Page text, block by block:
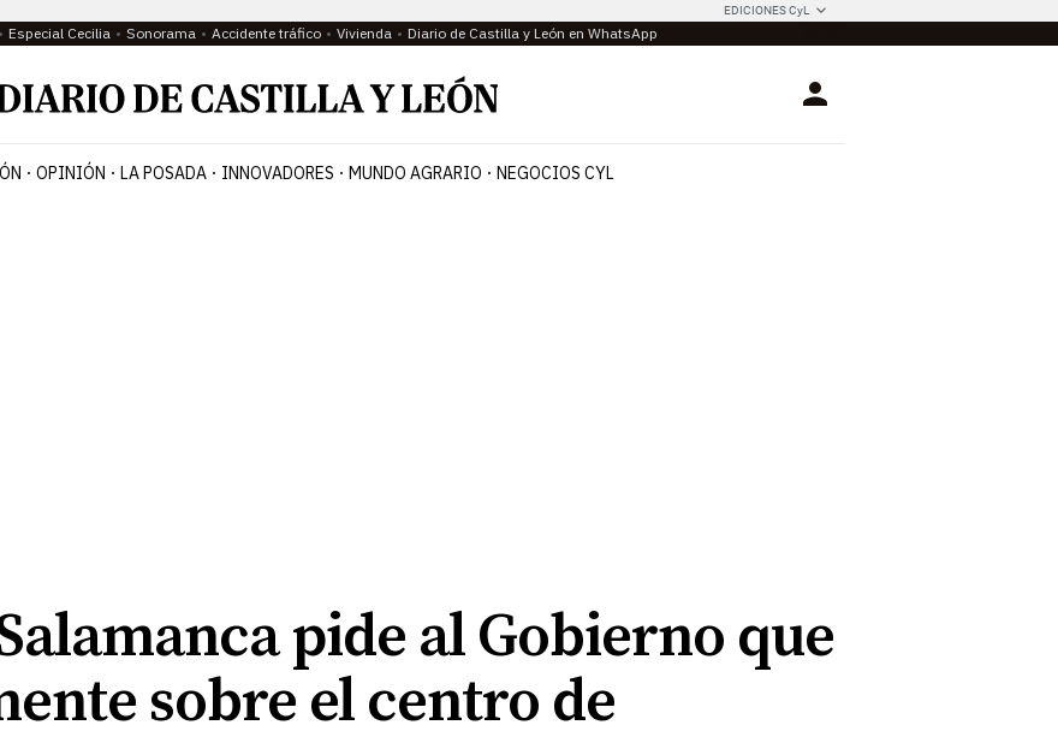
EDICIONES CyL
Especial Cecilia Sonorama Accidente tráfico Vivienda Diario de Castilla y León en WhatsApp
Login
OPINIÓN LA POSADA INNOVADORES MUNDO AGRARIO NEGOCIOS CYL
pide al Gobierno que
sobre el centro de